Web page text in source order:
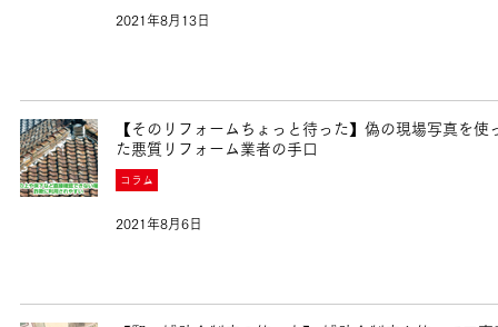
2021年8月13日
【そのリフォームちょっと待った】偽の現場写真を使
た悪質リフォーム業者の手口
コラム
2021年8月6日